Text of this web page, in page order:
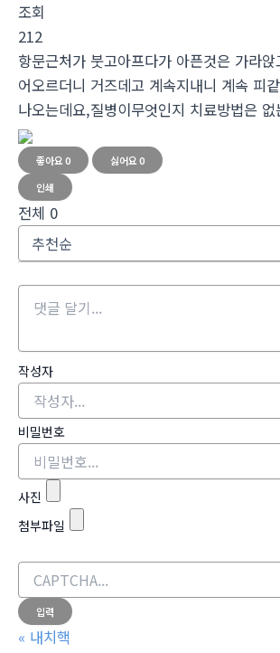
조회
212
항문근처가 붓고아프다가 아픈것은 가라
어오르더니 거즈데고 계속지내니 계속 피
나오는데요,질병이무엇인지 치료방법은
좋아요0 싫어요0
인쇄
전체 0
작성자
비밀번호
사진
첨부파일
« 내치핵